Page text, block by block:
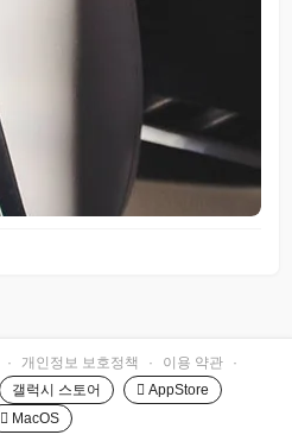
· 개인정보 보호정책 · 이용 약관
·
갤럭시 스토어
 AppStore
 MacOS